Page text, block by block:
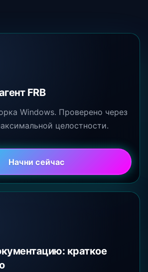
FRB
Windows. Проверено через
целостности.
Начни сейчас
краткое